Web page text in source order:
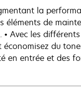
la
éléments de
Avec les
du
en entrée et des